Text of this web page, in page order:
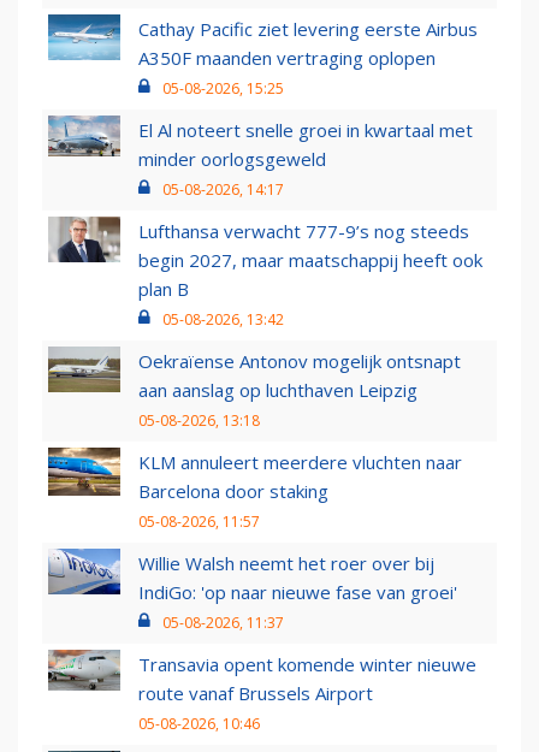
Cathay Pacific ziet levering eerste Airbus
A350F maanden vertraging oplopen
05-08-2026, 15:25
El Al noteert snelle groei in kwartaal met
minder oorlogsgeweld
05-08-2026, 14:17
Lufthansa verwacht 777-9’s nog steeds
begin 2027, maar maatschappij heeft ook
plan B
05-08-2026, 13:42
Oekraïense Antonov mogelijk ontsnapt
aan aanslag op luchthaven Leipzig
05-08-2026, 13:18
KLM annuleert meerdere vluchten naar
Barcelona door staking
05-08-2026, 11:57
Willie Walsh neemt het roer over bij
IndiGo: 'op naar nieuwe fase van groei'
05-08-2026, 11:37
Transavia opent komende winter nieuwe
route vanaf Brussels Airport
05-08-2026, 10:46